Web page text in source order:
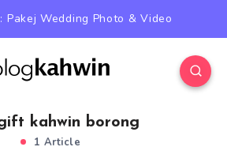
Pakej Wedding Photo & Video
kahwin borong
1 Article